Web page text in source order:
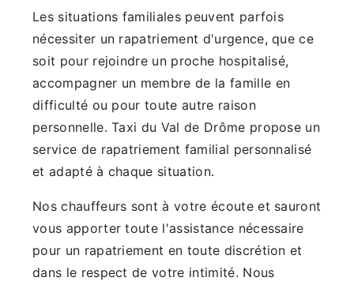
Les situations familiales peuvent parfois
nécessiter un rapatriement d'urgence, que ce
soit pour rejoindre un proche hospitalisé,
accompagner un membre de la famille en
difficulté ou pour toute autre raison
personnelle. Taxi du Val de Drôme propose un
service de rapatriement familial personnalisé
et adapté à chaque situation.
Nos chauffeurs sont à votre écoute et sauront
vous apporter toute l'assistance nécessaire
pour un rapatriement en toute discrétion et
dans le respect de votre intimité. Nous